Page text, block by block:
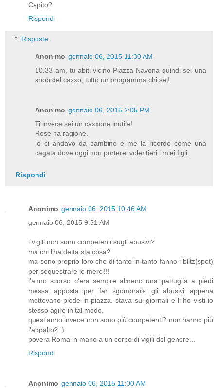
Capito?
Rispondi
Risposte
Anonimo gennaio 06, 2015 11:30 AM
10.33 am, tu abiti vicino Piazza Navona quindi sei una
snob del caxxo, tutto un programma chi sei!
Anonimo gennaio 06, 2015 2:05 PM
Ti invece sei un caxxone inutile!
Rose ha ragione.
Io ci andavo da bambino e me la ricordo come una
cagata dove oggi non porterei volentieri i miei figli.
Rispondi
Anonimo gennaio 06, 2015 10:46 AM
gennaio 06, 2015 9:51 AM
i vigili non sono competenti sugli abusivi?
ma chi l'ha detta sta cosa?
ma sono proprio loro che di tanto in tanto fanno i blitz(spot)
per sequestrare le merci!!!
l'anno scorso c'era sempre almeno una pattuglia a piedi
messa apposta per far sgombrare gli abusivi appena
mettevano piede in piazza. stava sui giornali e li ho visti io
stesso agire in tal modo.
quest'anno invece non sono più competenti? non hanno più
l'appalto? :)
povera Roma in mano a un corpo di vigili del genere...
Rispondi
Anonimo gennaio 06, 2015 11:00 AM